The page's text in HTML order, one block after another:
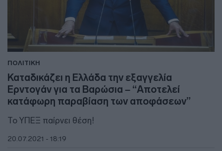
ΠΟΛΙΤΙΚΗ
Καταδικάζει η Ελλάδα την εξαγγελία
Ερντογάν για τα Βαρώσια – “Αποτελεί
κατάφωρη παραβίαση των αποφάσεων”
Το ΥΠΕΞ παίρνει θέση!
20.07.2021 - 18:19